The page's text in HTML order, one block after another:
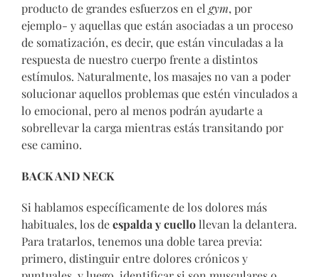
producto de grandes esfuerzos en el gym, por
ejemplo- y aquellas que están asociadas a un proceso
de somatización, es decir, que están vinculadas a la
respuesta de nuestro cuerpo frente a distintos
estímulos. Naturalmente, los masajes no van a poder
solucionar aquellos problemas que estén vinculados a
lo emocional, pero al menos podrán ayudarte a
sobrellevar la carga mientras estás transitando por
ese camino.
BACK AND NECK
Si hablamos específicamente de los dolores más
habituales, los deespalda y cuellollevan la delantera.
Para tratarlos, tenemos una doble tarea previa:
primero, distinguir entre dolores crónicos y